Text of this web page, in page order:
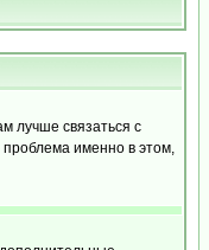
лучше связаться с
именно в этом,